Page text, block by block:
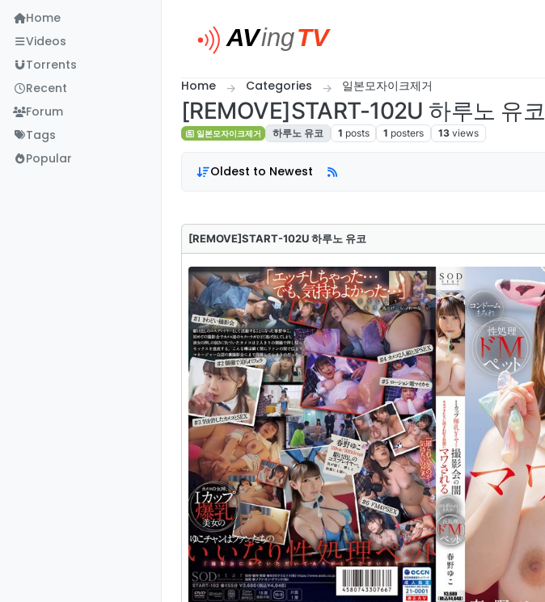
Home
Videos
Torrents
Recent
Forum
Tags
Popular
Home Categories 일본모자이크제거
[REMOVE]START-102U 하루노 유코
일본모자이크제거 하루노 유코 1 posts 1 posters 13 views
Oldest to Newest
[REMOVE]START-102U 하루노 유코